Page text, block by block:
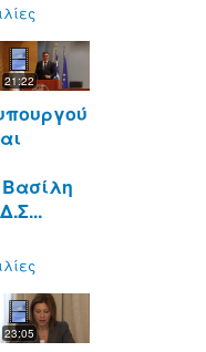
21:22
Βασίλη
23:05